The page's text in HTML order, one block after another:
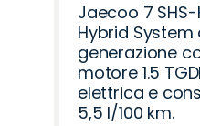
Jaecoo 7
Hybrid System
generazione
motore 1.5
elettrica e
5,5 l/100 km.